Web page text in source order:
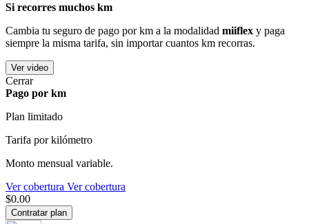
Si recorres muchos km
Cambia tu seguro de pago por km a la modalidad miiflex y paga
siempre la misma tarifa, sin importar cuantos km recorras.
Ver video
Cerrar
Pago por km
Plan limitado
Tarifa por kilómetro
Monto mensual variable.
Ver cobertura Ver cobertura
$0.00
Contratar plan